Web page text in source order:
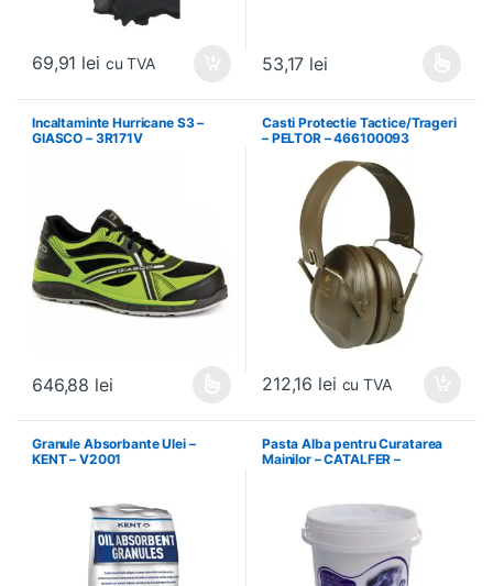
69,91 lei cu TVA 53,17 lei
Acest produs are mai multe
Incaltaminte Hurricane S3 –
GIASCO – 3R171V
646,88 lei
Acest produs are mai multe variații. Opțiunile pot fi alese în
Casti Protectie Tactice/Trageri
– PELTOR – 466100093
212,16 lei cu TVA
Granule Absorbante Ulei –
KENT – V2001
Pasta Alba pentru Curatarea
Mainilor – CATALFER –